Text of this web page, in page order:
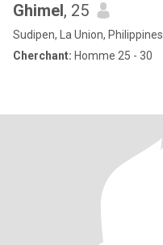
Ghimel, 25
Sudipen, La Union, Philippines
Cherchant: Homme 25 - 30